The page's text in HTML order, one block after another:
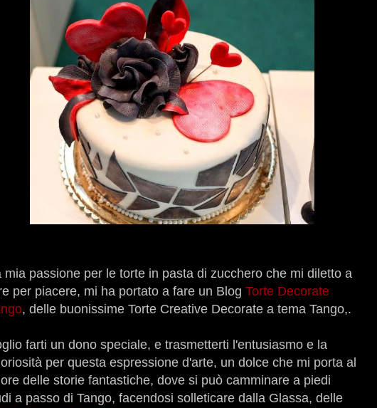
mia passione per le torte in pasta di zucchero che mi diletto a
per piacere, mi ha portato a fare un Blog Torte Decorate
, delle buonissime Torte Creative Decorate a tema Tango,.
farti un dono speciale, e trasmetterti l'entusiasmo e la
per questa espressione d'arte, un dolce che mi porta al
delle storie fantastiche, dove si può camminare a piedi
a passo di Tango, facendosi solleticare dalla Glassa, delle